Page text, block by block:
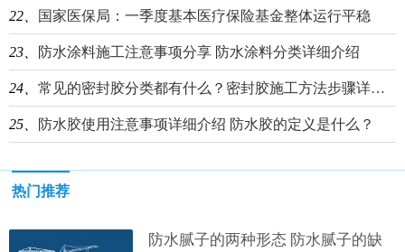
22、 国家医保局：一季度基本医疗保险基金整体运行平稳
23、 防水涂料施工注意事项分享 防水涂料分类详细介绍
24、 常见的密封胶分类都有什么？密封胶施工方法步骤详细介绍
25、 防水胶使用注意事项详细介绍 防水胶的定义是什么？
热门推荐
防水腻子的两种形态 防水腻子的缺